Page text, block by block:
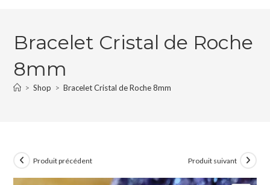
Bracelet Cristal de Roche
8mm
> Shop > Bracelet Cristal de Roche 8mm
Produit précédent Produit suivant